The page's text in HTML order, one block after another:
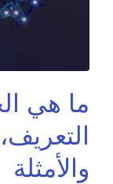
ما هي
والأمثلة